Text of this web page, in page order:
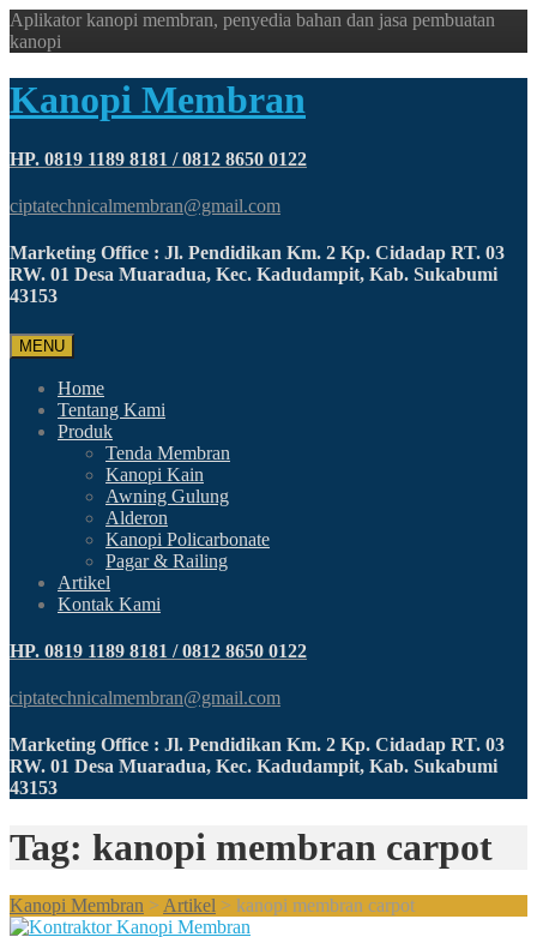
Aplikator kanopi membran, penyedia bahan dan jasa pembuatan
kanopi
Kanopi Membran
HP. 0819 1189 8181 / 0812 8650 0122
ciptatechnicalmembran@gmail.com
Marketing Office : Jl. Pendidikan Km. 2 Kp. Cidadap RT. 03
RW. 01 Desa Muaradua, Kec. Kadudampit, Kab. Sukabumi
43153
MENU
Home
Tentang Kami
Produk
Tenda Membran
Kanopi Kain
Awning Gulung
Alderon
Kanopi Policarbonate
Pagar & Railing
Artikel
Kontak Kami
HP. 0819 1189 8181 / 0812 8650 0122
ciptatechnicalmembran@gmail.com
Marketing Office : Jl. Pendidikan Km. 2 Kp. Cidadap RT. 03
RW. 01 Desa Muaradua, Kec. Kadudampit, Kab. Sukabumi
43153
Tag: kanopi membran carpot
Kanopi Membran > Artikel > kanopi membran carpot